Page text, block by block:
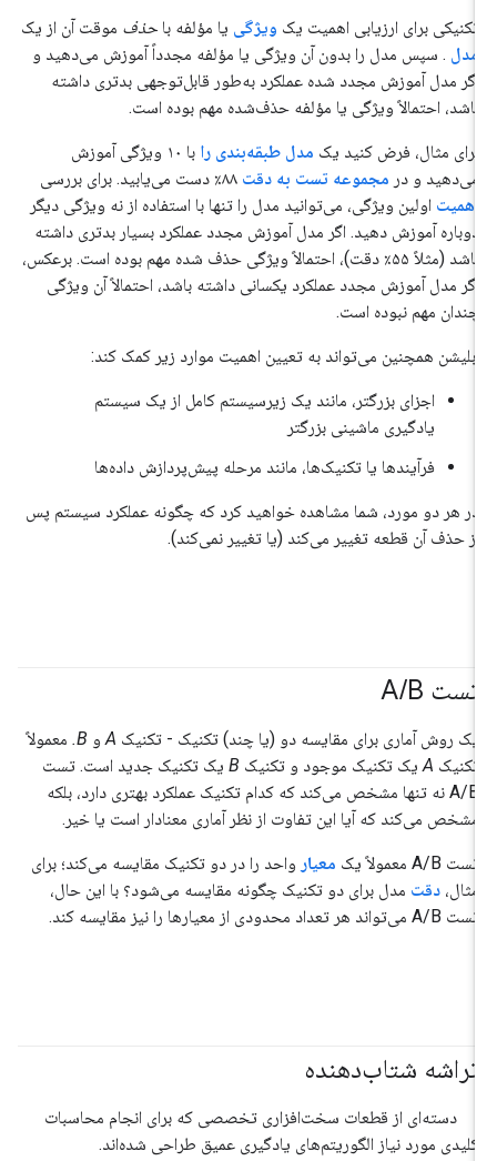
تکنیکی برای ارزیابی اهمیت یک ویژگی یا مؤلفه با حذف موقت آن از یک
مدل . سپس مدل را بدون آن ویژگی یا مؤلفه مجدداً آموزش می‌دهید و
اگر مدل آموزش مجدد شده عملکرد به‌طور قابل‌توجهی بدتری داشته
باشد، احتمالاً ویژگی یا مؤلفه حذف‌شده مهم بوده است.
برای مثال، فرض کنید یک مدل طبقه‌بندی را
با ۱۰ ویژگی آموزش
می‌دهید و در مجموعه تست به دقت
اهمیت اولین ویژگی، می‌توانید مدل را تنها با استفاده از نه ویژگی دیگر
دوباره آموزش دهید. اگر مدل آموزش مجدد عملکرد بسیار بدتری داشته
باشد (مثلاً ۵۵٪ دقت)، احتمالاً ویژگی حذف شده مهم بوده است. برعکس،
اگر مدل آموزش مجدد عملکرد یکسانی داشته باشد، احتمالاً آن ویژگی
چندان مهم نبوده است.
ابلیشن همچنین می‌تواند به تعیین اهمیت موارد زیر کمک کند:
اجزای بزرگتر، مانند یک زیرسیستم کامل از یک سیستم
یادگیری ماشینی بزرگتر
فرآیندها یا تکنیک‌ها، مانند مرحله پیش‌پردازش داده‌ها
در هر دو مورد، شما مشاهده خواهید کرد که چگونه عملکرد سیستم پس
از حذف آن قطعه تغییر می‌کند (یا تغییر نمی‌کند).
تست A /B
یک روش آماری برای مقایسه دو (یا چند) تکنیک - تکنیک Aو B. معمولاً
تکنیک Aیک تکنیک موجود و تکنیک B یک تکنیک جدید است. تست
A/B نه تنها مشخص می‌کند که کدام تکنیک عملکرد بهتری دارد، بلکه
مشخص می‌کند که آیا این تفاوت از نظر آماری معنادار است یا خیر.
تست A/B معمولاً یک معیار واحد را در دو تکنیک مقایسه می‌کند؛ برای
مثال، دقت مدل برای دو تکنیک چگونه مقایسه می‌شود؟ با این حال،
تست A/B می‌تواند هر تعداد محدودی از معیارها را نیز مقایسه کند.
تراشه شتاب‌دهنده
دسته‌ای از قطعات سخت‌افزاری تخصصی که برای انجام محاسبات
کلیدی مورد نیاز الگوریتم‌های یادگیری عمیق طراحی شده‌اند.